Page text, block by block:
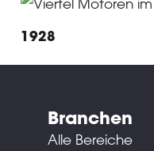
1928
Branchen
Alle Bereiche